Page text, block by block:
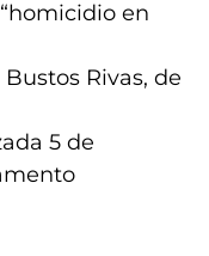
en
Rivas, de
5 de